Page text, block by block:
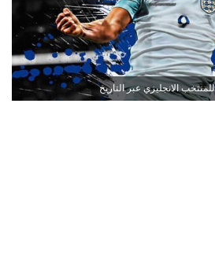
الانجليزي عبر التاريخ